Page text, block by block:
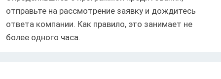
отправьте на рассмотрение заявку и дождитесь
ответа компании. Как правило, это занимает не
более одного часа.